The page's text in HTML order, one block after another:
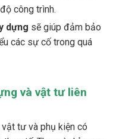
dựng sẽ giúp đảm bảo
các sự cố trong quá
và vật tư liên
tế. Thay vì chỉ cung